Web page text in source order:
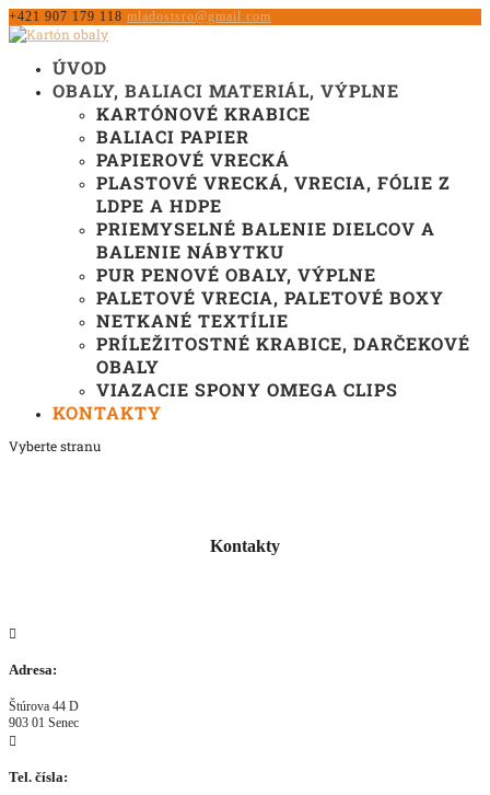
+421 907 179 118 mladostsro@gmail.com
ÚVOD
OBALY, BALIACI MATERIÁL, VÝPLNE
KARTÓNOVÉ KRABICE
BALIACI PAPIER
PAPIEROVÉ VRECKÁ
PLASTOVÉ VRECKÁ, VRECIA, FÓLIE Z
LDPE A HDPE
PRIEMYSELNÉ BALENIE DIELCOV A
BALENIE NÁBYTKU
PUR PENOVÉ OBALY, VÝPLNE
PALETOVÉ VRECIA, PALETOVÉ BOXY
NETKANÉ TEXTÍLIE
PRÍLEŽITOSTNÉ KRABICE, DARČEKOVÉ
OBALY
VIAZACIE SPONY OMEGA CLIPS
KONTAKTY
Vyberte stranu
Kontakty

Adresa:
Štúrova 44 D
903 01 Senec

Tel. čísla: